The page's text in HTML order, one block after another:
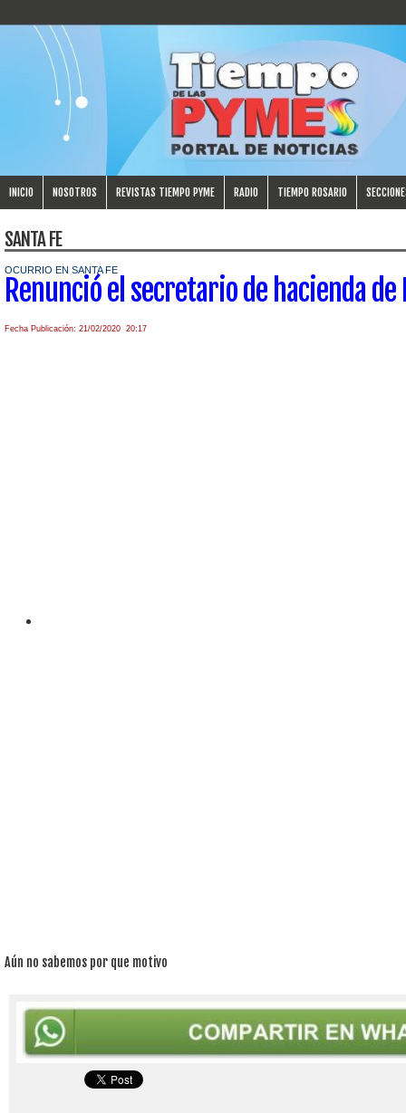
INICIO NOSOTROS REVISTAS TIEMPO PYME RADIO TIEMPO ROSARIO
SANTA FE
OCURRIO EN SANTA FE
Renunció el secretario de hacienda
Fecha Publicación: 21/02/2020 20:17
Aún no sabemos por que motivo